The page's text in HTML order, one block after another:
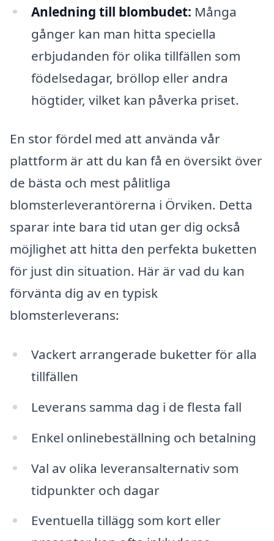
Anledning till blombudet: Många
gånger kan man hitta speciella
erbjudanden för olika tillfällen som
födelsedagar, bröllop eller andra
högtider, vilket kan påverka priset.
En stor fördel med att använda vår
plattform är att du kan få en översikt över
de bästa och mest pålitliga
blomsterleverantörerna i Örviken. Detta
sparar inte bara tid utan ger dig också
möjlighet att hitta den perfekta buketten
för just din situation. Här är vad du kan
förvänta dig av en typisk
blomsterleverans:
Vackert arrangerade buketter för alla
tillfällen
Leverans samma dag i de flesta fall
Enkel onlinebeställning och betalning
Val av olika leveransalternativ som
tidpunkter och dagar
Eventuella tillägg som kort eller